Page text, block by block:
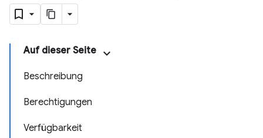
Auf dieser Seite
Beschreibung
Berechtigungen
Verfügbarkeit